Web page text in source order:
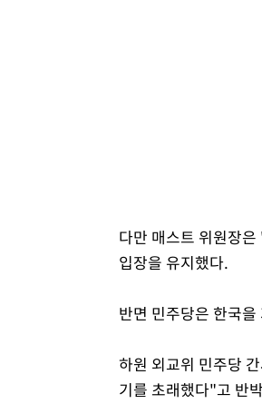
다만 매스트 위원장
입장을 유지했다.
반면 민주당은 한국
하원 외교위 민주당
기를 초래했다"고 반